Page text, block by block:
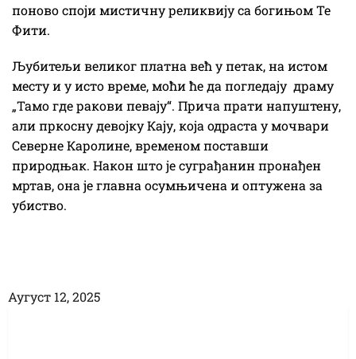
поново споји мистичну реликвију са богињом Те
Фити.
Љубитељи великог платна већ у петак, на истом
месту и у исто време, моћи ће да погледају драму
„Тамо где ракови певају“. Прича прати напуштену,
али пркосну девојку Кају, која одраста у мочвари
Северне Каролине, временом поставши
природњак. Након што је суграђанин пронађен
мртав, она је главна осумњичена и оптужена за
убиство.
Аугуст 12, 2025